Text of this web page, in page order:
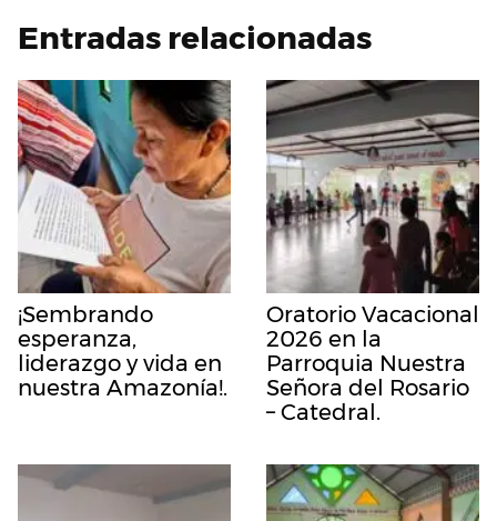
Entradas relacionadas
¡Sembrando
esperanza,
liderazgo y vida en
nuestra Amazonía!.
Oratorio Vacacional
2026 en la
Parroquia Nuestra
Señora del Rosario
– Catedral.